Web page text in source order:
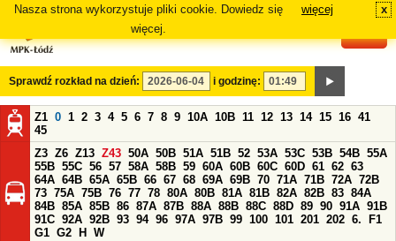
Nasza strona wykorzystuje pliki cookie. Dowiedz się
więcej.
więcej x
Sprawdź rozkład na dzień: i godzinę:
Z1 0 1 2 3 4 5 6 7 8 9 10A 10B 11 12 13 14 15 16 41
45
Z3 Z6 Z13 Z43 50A 50B 51A 51B 52 53A 53C 53B 54B 55A
55B 55C 56 57 58A 58B 59 60A 60B 60C 60D 61 62 63
64A 64B 65A 65B 66 67 68 69A 69B 70 71A 71B 72A 72B
73 75A 75B 76 77 78 80A 80B 81A 81B 82A 82B 83 84A
84B 85A 85B 86 87A 87B 88A 88B 88C 88D 89 90 91A 91B
91C 92A 92B 93 94 96 97A 97B 99 100 101 201 202 6.
F1
G1 G2 H
W